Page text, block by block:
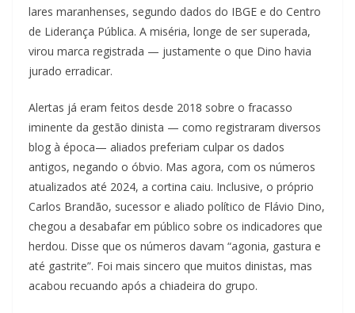
lares maranhenses, segundo dados do IBGE e do Centro
de Liderança Pública. A miséria, longe de ser superada,
virou marca registrada — justamente o que Dino havia
jurado erradicar.
Alertas já eram feitos desde 2018 sobre o fracasso
iminente da gestão dinista — como registraram diversos
blog à época— aliados preferiam culpar os dados
antigos, negando o óbvio. Mas agora, com os números
atualizados até 2024, a cortina caiu. Inclusive, o próprio
Carlos Brandão, sucessor e aliado político de Flávio Dino,
chegou a desabafar em público sobre os indicadores que
herdou. Disse que os números davam “agonia, gastura e
até gastrite”. Foi mais sincero que muitos dinistas, mas
acabou recuando após a chiadeira do grupo.